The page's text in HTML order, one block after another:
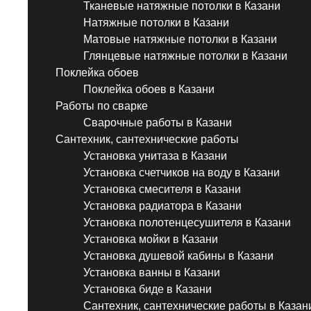
Тканевые натяжные потолки в Казани
Натяжные потолки в Казани
Матовые натяжные потолки в Казани
Глянцевые натяжные потолки в Казани
Поклейка обоев
Поклейка обоев в Казани
Работы по сварке
Сварочные работы в Казани
Сантехник, сантехнические работы
Установка унитаза в Казани
Установка счетчиков на воду в Казани
Установка смесителя в Казани
Установка радиатора в Казани
Установка полотенцесушителя в Казани
Установка мойки в Казани
Установка душевой кабины в Казани
Установка ванны в Казани
Установка биде в Казани
Сантехник, сантехнические работы в